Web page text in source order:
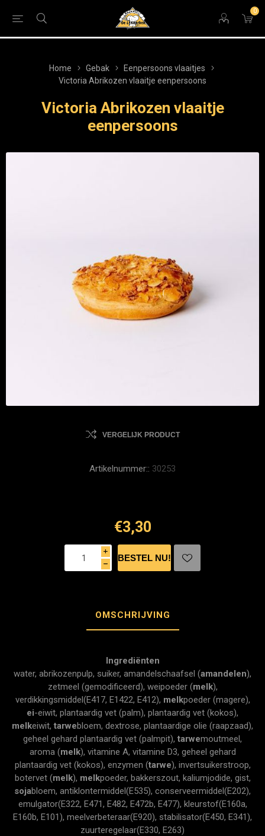
0
Home Gebak
Eenpersoons vlaaitjes
Victoria Abrikozen vlaaitje eenpersoons
Victoria Abrikozen vlaaitje
eenpersoons
VERGELIJK PRODUCT
Artikelnummer:: 30253
€3,30
i
h
OMSCHRIJVING
Ingrediënten
water, abrikozenpulp, suiker, amandelschaafsel (amandelen),
zetmeel (gemodificeerd), weipoeder (melk),
verdikkingsmiddel(E417, E1422, E412), melkpoeder (magere),
ei-eiwit, plantaardig vet (palm), plantaardig vet (kokos),
melkeiwit, tarwebloem, dextrose, plantaardige olie (raapzaad),
geheel gehard plantaardig vet (palmpit), tarwemoutmeel,
aroma (melk), vitamine A, vitamine D3, geheel gehard
plantaardig vet (kokos), enzymen (tarwe), invertsuikerstroop,
botervet (melk), melkpoeder, bakkerszout, kaliumjodide, gist,
sojabloem, antiklontermiddel(E535), conserveermiddel(E202),
emulgator(E322, E471, E482, E472b, E477), kleurstof(E160a,
E160b, E101), meelverbeteraar(E920), stabilisator(E450, E341),
zuurteregelaar(E330, E263)